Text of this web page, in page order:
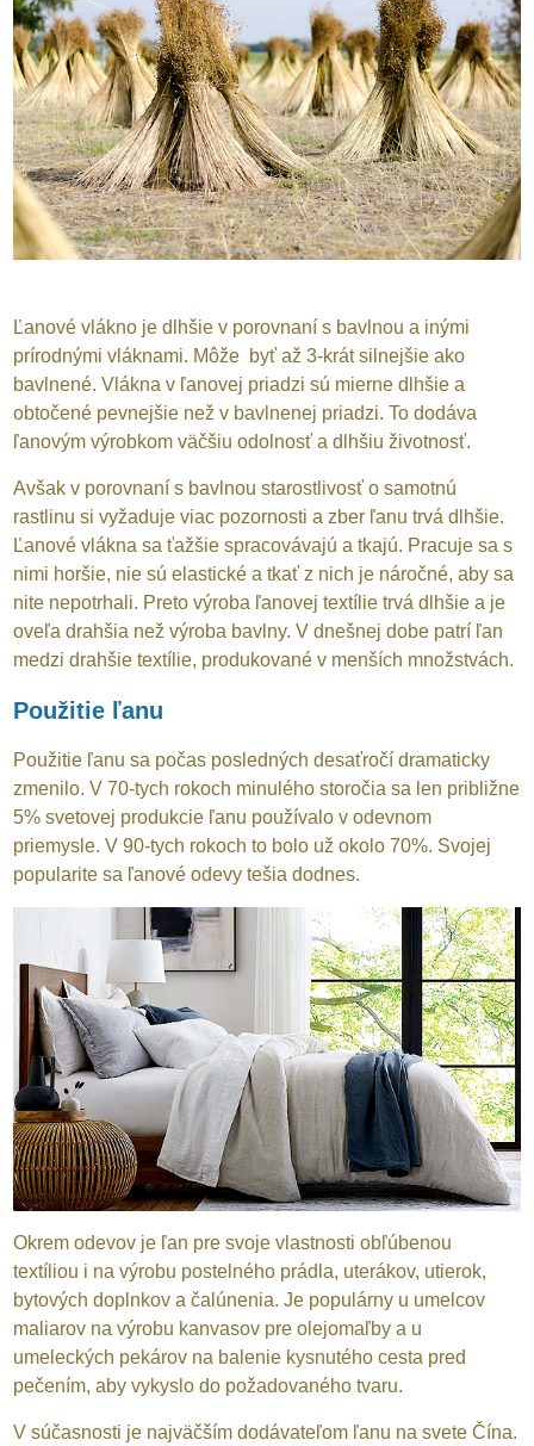
Ľanové vlákno je dlhšie v porovnaní s bavlnou a inými
prírodnými vláknami. Môže byť až 3-krát silnejšie ako
bavlnené. Vlákna v ľanovej priadzi sú mierne dlhšie a
obtočené pevnejšie než v bavlnenej priadzi. To dodáva
ľanovým výrobkom väčšiu odolnosť a dlhšiu životnosť.
Avšak v porovnaní s bavlnou starostlivosť o samotnú
rastlinu si vyžaduje viac pozornosti a zber ľanu trvá dlhšie.
Ľanové vlákna sa ťažšie spracovávajú a tkajú. Pracuje sa s
nimi horšie, nie sú elastické a tkať z nich je náročné, aby sa
nite nepotrhali. Preto výroba ľanovej textílie trvá dlhšie a je
oveľa drahšia než výroba bavlny. V dnešnej dobe patrí ľan
medzi drahšie textílie, produkované v menších množstvách.
Použitie ľanu
Použitie ľanu sa počas posledných desaťročí dramaticky
zmenilo. V 70-tych rokoch minulého storočia sa len približne
5% svetovej produkcie ľanu používalo v odevnom
priemysle. V 90-tych rokoch to bolo už okolo 70%. Svojej
popularite sa ľanové odevy tešia dodnes.
Okrem odevov je ľan pre svoje vlastnosti obľúbenou
textíliou i na výrobu postelného prádla, uterákov, utierok,
bytových doplnkov a čalúnenia. Je populárny u umelcov
maliarov na výrobu kanvasov pre olejomaľby a u
umeleckých pekárov na balenie kysnutého cesta pred
pečením, aby vykyslo do požadovaného tvaru.
V súčasnosti je najväčším dodávateľom ľanu na svete Čína.